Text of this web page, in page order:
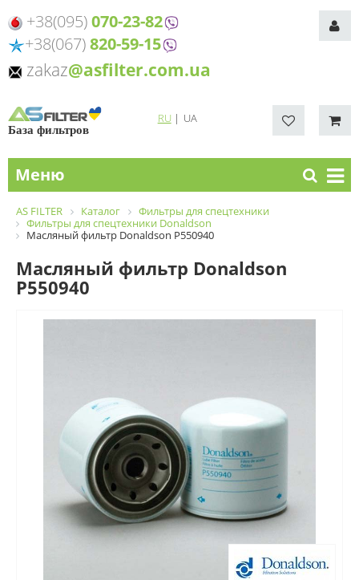
+38(095)070-23-82
+38(067)820-59-15
zakaz@asfilter.com.ua
База фильтров
RU| UA
Меню
AS FILTER Каталог
Фильтры для спецтехники
Фильтры для спецтехники Donaldson
Масляный фильтр Donaldson P550940
Масляный фильтр Donaldson
P550940